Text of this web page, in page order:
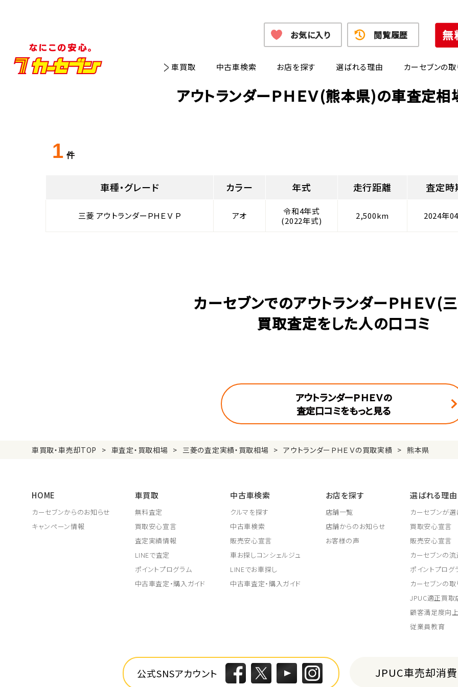
車買取 中古車検索 お店を探す 選ばれる理由 カーセブンの
お気に入り 閲覧履歴
アウトランダーＰＨＥＶ(熊本県)の車査定
1 件
車種・グレード カラー 年式 走行距離 査定時
三菱 アウトランダーＰＨＥＶ Ｐ アオ
令和4年式
(2022年式)
2,500km 2024年
カーセブンでのアウトランダーＰＨＥＶ(
買取査定をした人の口コミ
アウトランダーＰＨＥＶの
査定口コミをもっと見る
車買取・車売却TOP 車査定・買取相場 三菱の査定実績・買取相場 アウトランダーＰＨＥＶの買取実績 熊本県
HOME
カーセブンからのお知らせ
キャンペーン情報
車買取
無料査定
買取安心宣言
査定実績情報
LINEで査定
ポイントプログラム
中古車査定・購入ガイド
中古車検索
クルマを探す
中古車検索
販売安心宣言
車お探しコンシェルジュ
LINEでお車探し
中古車査定・購入ガイド
お店を探す
店舗一覧
店舗からのお知らせ
お客様の声
選ばれる理由
カーセブンが
買取安心宣言
販売安心宣言
カーセブンの
ポイントプログ
カーセブンの
JPUC適正買取
顧客満足度向
従業員教育
公式SNSアカウント JPUC車売却消